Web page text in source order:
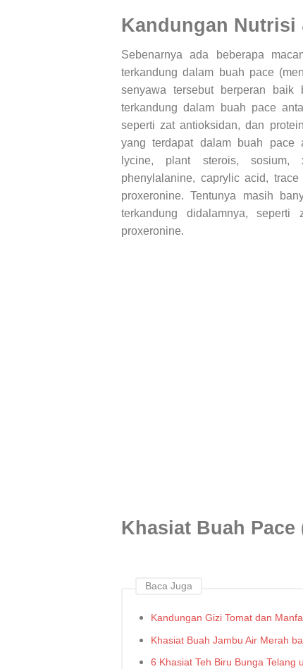
Kandungan Nutrisi
Sebenarnya ada beberapa
terkandung dalam buah pace
senyawa tersebut berperan
terkandung dalam buah pace
seperti zat antioksidan, dan
yang terdapat dalam buah pace
lycine, plant sterois, sosium,
phenylalanine, caprylic acid,
proxeronine. Tentunya masih
terkandung didalamnya,
proxeronine.
Khasiat Buah
Baca Juga
Kandungan Gizi Tomat dan
Khasiat Buah Jambu Air Merah
6 Khasiat Teh Biru Bunga Telang